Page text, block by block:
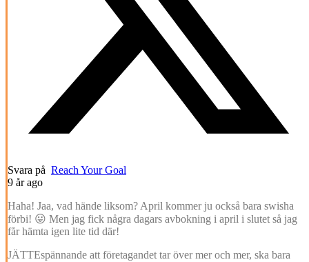
Svara på Reach Your Goal
9 år ago
Haha! Jaa, vad hände liksom? April kommer ju också bara swisha
förbi! 😛 Men jag fick några dagars avbokning i april i slutet så jag
får hämta igen lite tid där!
JÄTTEspännande att företagandet tar över mer och mer, ska bara